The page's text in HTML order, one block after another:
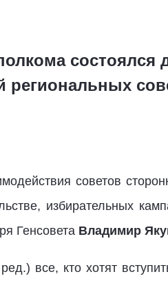
состоялся
региональных
советов
избирательных
Генсовета Владимир
все, кто хотят